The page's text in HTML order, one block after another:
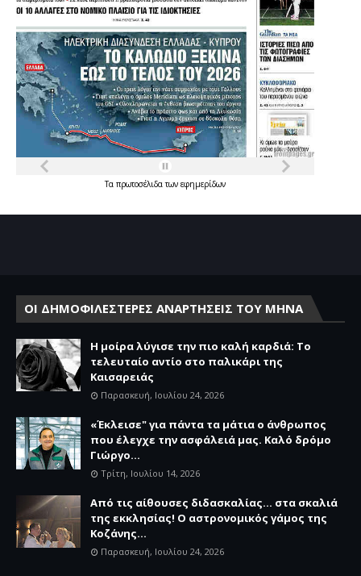
Τα πρωτοσέλιδατων εφημερίδων
ΟΙ ΔΗΜΟΦΙΛΕΣΤΕΡΕΣ ΑΝΑΡΤΗΣΕΙΣ ΤΟΥ ΜΗΝΑ
Η μοίρα λύγισε την πιο καλή καρδιά: Το
τελευταίο αντίο στο παλικάρι της
Καισαρειάς
Παρασκευή, Ιουλίου 24, 2026
«Έκλεισε" για πάντα τα μάτια ο άνθρωπος
που έλεγχε την ασφάλειά μας. Καλό δρόμο
Γιώργο...
Τρίτη, Ιουλίου 14, 2026
Από τις αίθουσες διδασκαλίας… στα σκαλιά
της εκκλησίας! Ο αστρονομικός γάμος της
Κοζάνης...
Παρασκευή, Ιουλίου 24, 2026